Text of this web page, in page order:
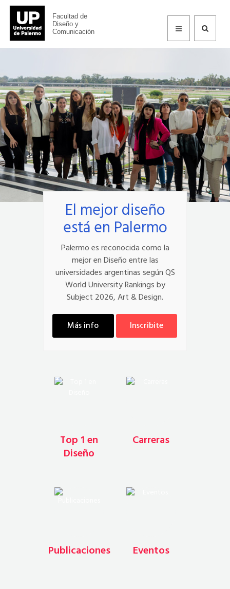
Facultad de
Diseño y
Comunicación
Facultad de Diseño y Comunicación
El mejor diseño
está en Palermo
Palermo es reconocida como la
mejor en Diseño entre las
universidades argentinas según QS
World University Rankings by
Subject 2026, Art & Design.
Más info Inscribite
Top 1 en
Diseño
Carreras
Publicaciones Eventos